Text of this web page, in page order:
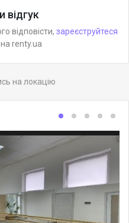
відгук
відповісти, зареєструйтеся
на renty.ua
на локацію